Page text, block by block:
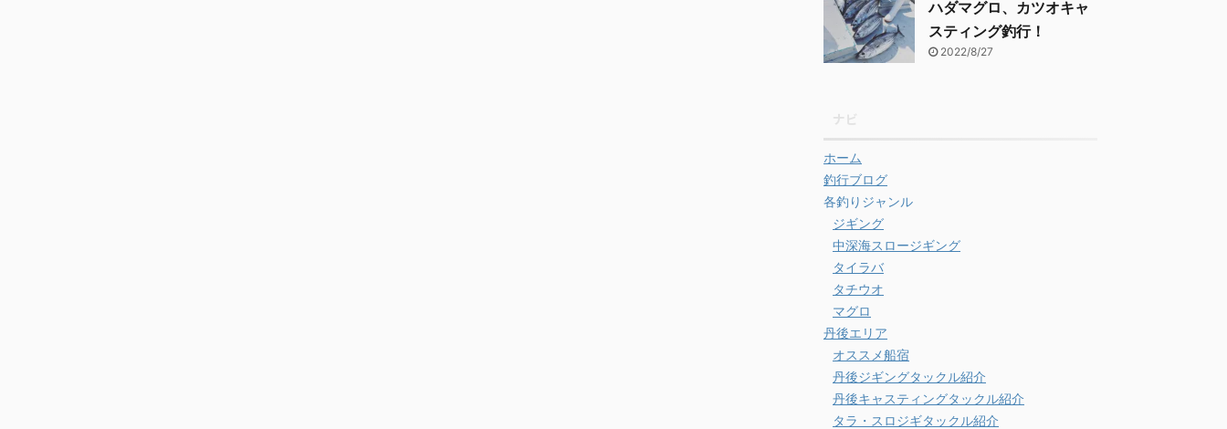
ハダマグロ、カツオキャ
スティング釣行！
2022/8/27
ホーム
釣行ブログ
各釣りジャンル
ジギング
中深海スロージギング
タイラバ
タチウオ
マグロ
丹後エリア
オススメ船宿
丹後ジギングタックル紹介
丹後キャスティングタックル紹介
タラ・スロジギタックル紹介